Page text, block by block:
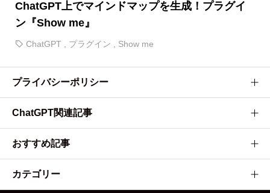
ChatGPT上でマインドマップを生成！プラグイ
ン『Show me』
ChatGPT プラグイン Show me
プライバシーポリシー
会社・サービス概要
ChatGPT関連記事
ChatGPT APIの料金を全て紹介！GPT3.5とGPT4-Turbo、最新
のGPT-4oについても！
APIを用いてChatGPTをスプレッドシートに組み込む方法を解
説！
おすすめ記事
『tl;dv』の使い方/料金/安全性を詳しく解説！zoom会議の議事
録を自動化！
カテゴリー